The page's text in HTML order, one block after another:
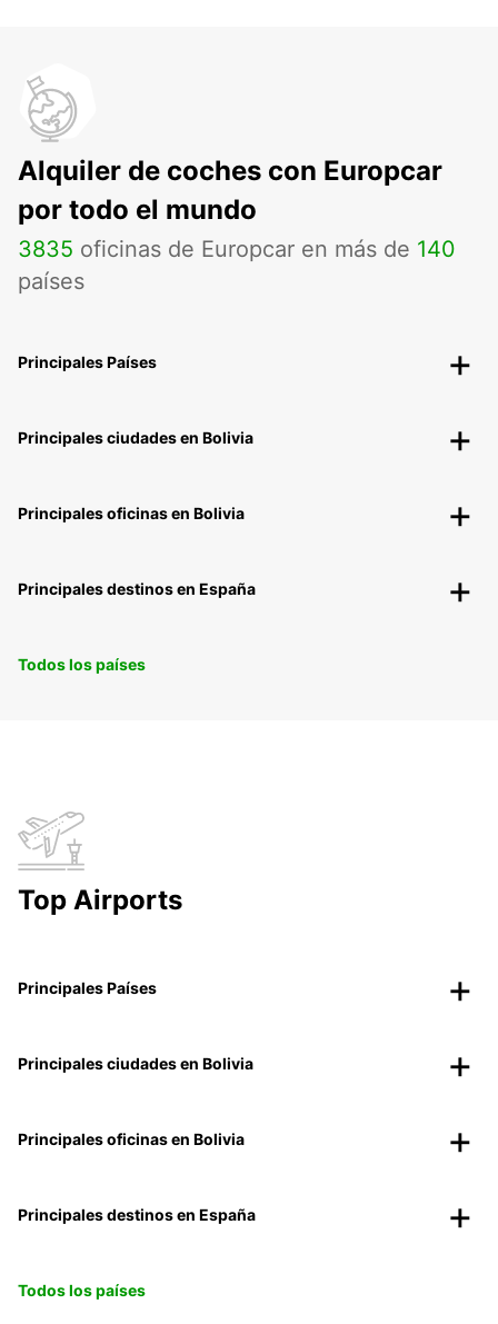
Alquiler de coches con Europcar
por todo el mundo
3835 oficinas de Europcar en más de 140
países
Principales Países
Principales ciudades en Bolivia
Principales oficinas en Bolivia
Principales destinos en España
Todos los países
Top Airports
Principales Países
Principales ciudades en Bolivia
Principales oficinas en Bolivia
Principales destinos en España
Todos los países